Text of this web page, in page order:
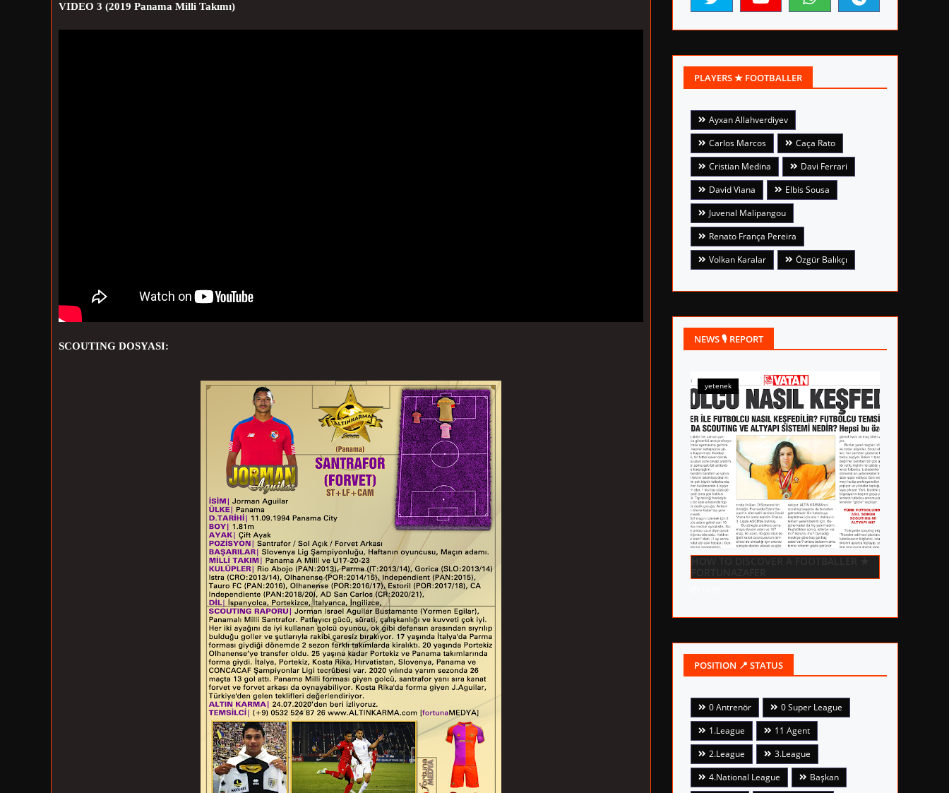
VIDEO 3 (2019 Panama Milli Takımı)
SCOUTING DOSYASI:
PLAYERS ★ FOOTBALLER
Ayxan Allahverdiyev
Carlos Marcos
Caça Rato
Cristian Medina
Davi Ferrari
David Viana
Elbis Sousa
Juvenal Malipangou
Renato França Pereira
Volkan Karalar
Özgür Balıkçı
NEWS 🎙 REPORT
yetenek
POSITION 📍 STATUS
0 Antrenör
0 Super League
1.League
11 Agent
2.League
3.League
4.National League
Başkan